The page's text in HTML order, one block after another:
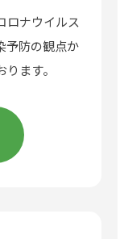
ロナウイルス
予防の観点か
ます。